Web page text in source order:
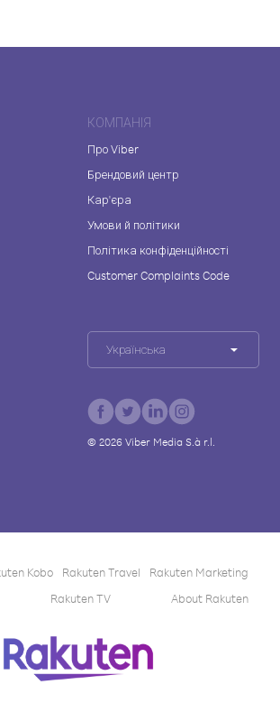
КОМПАНІЯ
Про Viber
Брендовий центр
Кар'єра
Умови й політики
Політика конфіденційності
Customer Complaints Code
Українська
© 2026Viber Media S.à r.l.
Kobo Rakuten Travel
Rakuten Marketing
Rakuten TV About Rakuten